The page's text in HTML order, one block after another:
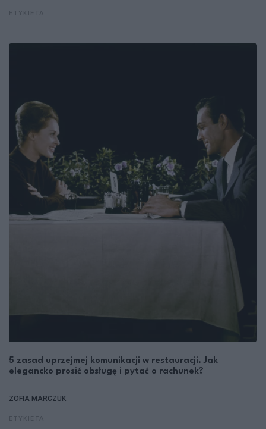
5 zasad uprzejmej komunikacji w restauracji. Jak
elegancko prosić obsługę i pytać o rachunek?
ZOFIA MARCZUK